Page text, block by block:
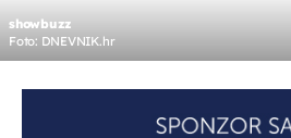
showbuzz
Foto: DNEVNIK.hr